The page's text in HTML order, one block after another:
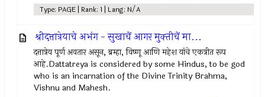
Type: PAGE | Rank: 1 | Lang: N/A
श्रीदत्तात्रेयाचे अभंग - सुखाचें आगर मुक्‍तीचें मा...
दत्तात्रेय पूर्ण अवतार असून, ब्रम्हा, विष्णू आणि महेश यांचे एकत्रीत रूप
आहे.Dattatreya is considered by some Hindus, to be god
who is an incarnation of the Divine Trinity Brahma,
Vishnu and Mahesh.